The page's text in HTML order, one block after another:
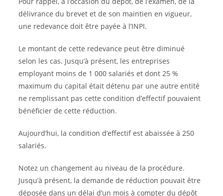
délivrance du brevet et de son maintien en vigueur,
une redevance doit être payée à l’INPI.
Le montant de cette redevance peut être diminué
selon les cas. Jusqu’à présent, les entreprises
employant moins de 1 000 salariés et dont 25 %
maximum du capital était détenu par une autre entité
ne remplissant pas cette condition d’effectif pouvaient
bénéficier de cette réduction.
Aujourd’hui, la condition d’effectif est abaissée à 250
salariés.
Notez un changement au niveau de la procédure.
Jusqu’à présent, la demande de réduction pouvait être
déposée dans un délai d’un mois à compter du dépôt